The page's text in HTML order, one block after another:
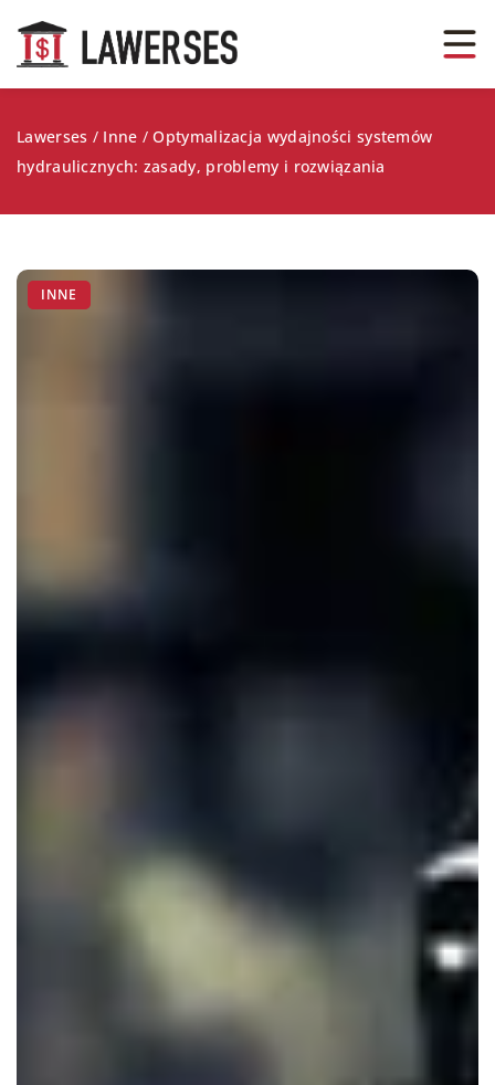
Lawerses / Inne /Optymalizacja wydajności systemów
hydraulicznych: zasady, problemy i rozwiązania
INNE